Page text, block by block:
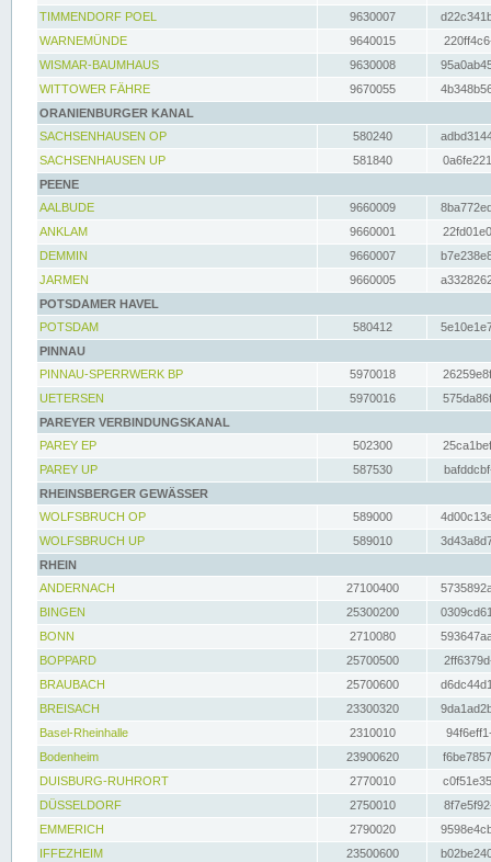
TIMMENDORF POEL
9630007
WARNEMÜNDE
9640015
WISMAR-BAUMHAUS
9630008
WITTOWER FÄHRE
9670055
ORANIENBURGER KANAL
SACHSENHAUSEN OP
580240
SACHSENHAUSEN UP
581840
PEENE
AALBUDE
9660009
ANKLAM
9660001
DEMMIN
9660007
JARMEN
9660005
POTSDAMER HAVEL
POTSDAM
580412
PINNAU
PINNAU-SPERRWERK BP
5970018
UETERSEN
5970016
PAREYER VERBINDUNGSKANAL
PAREY EP
502300
PAREY UP
587530
RHEINSBERGER GEWÄSSER
WOLFSBRUCH OP
589000
WOLFSBRUCH UP
589010
RHEIN
ANDERNACH
27100400
BINGEN
25300200
BONN
2710080
BOPPARD
25700500
BRAUBACH
25700600
BREISACH
23300320
Basel-Rheinhalle
2310010
Bodenheim
23900620
DUISBURG-RUHRORT
2770010
DÜSSELDORF
2750010
EMMERICH
2790020
IFFEZHEIM
23500600